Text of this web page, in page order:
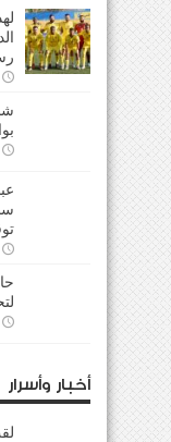
أخبار وأسرار